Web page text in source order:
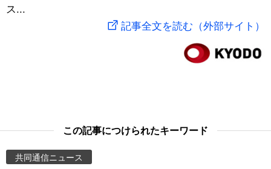
People
ス...
記事全文を読む（外部サイト）
この記事につけられたキーワード
共同通信ニュース